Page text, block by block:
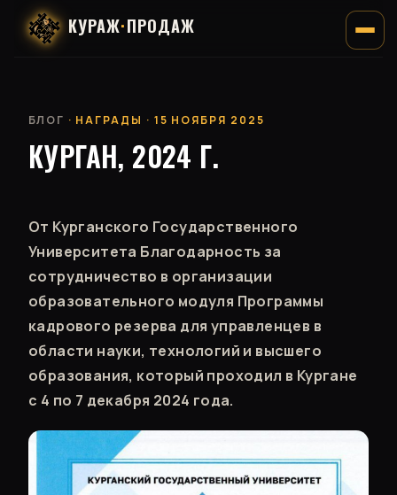
КУРАЖ·ПРОДАЖ
БЛОГ · НАГРАДЫ · 15 НОЯБРЯ 2025
КУРГАН, 2024 Г.
От Курганского Государственного
Университета Благодарность за
сотрудничество в организации
образовательного модуля Программы
кадрового резерва для управленцев в
области науки, технологий и высшего
образования, который проходил в Кургане
с 4 по 7 декабря 2024 года.